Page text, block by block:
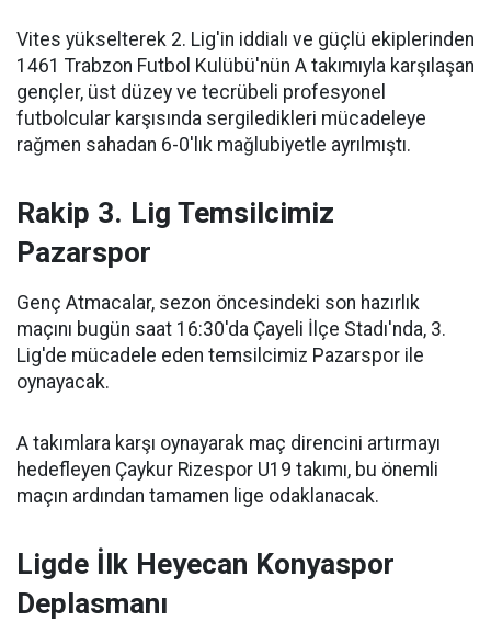
Vites yükselterek 2. Lig'in iddialı ve güçlü ekiplerinden
1461 Trabzon Futbol Kulübü'nün A takımıyla karşılaşan
gençler, üst düzey ve tecrübeli profesyonel
futbolcular karşısında sergiledikleri mücadeleye
rağmen sahadan 6-0'lık mağlubiyetle ayrılmıştı.
Rakip 3. Lig Temsilcimiz
Pazarspor
Genç Atmacalar, sezon öncesindeki son hazırlık
maçını bugün saat 16:30'da Çayeli İlçe Stadı'nda, 3.
Lig'de mücadele eden temsilcimiz Pazarspor ile
oynayacak.
A takımlara karşı oynayarak maç direncini artırmayı
hedefleyen Çaykur Rizespor U19 takımı, bu önemli
maçın ardından tamamen lige odaklanacak.
Ligde İlk Heyecan Konyaspor
Deplasmanı